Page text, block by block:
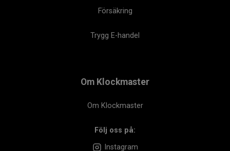
Försäkring
Trygg E-handel
Om Klockmaster
Om Klockmaster
Följ oss på:
Instagram